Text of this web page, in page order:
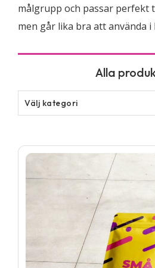
målgrupp och passar perfekt
men går lika bra att använda
Välj kategori